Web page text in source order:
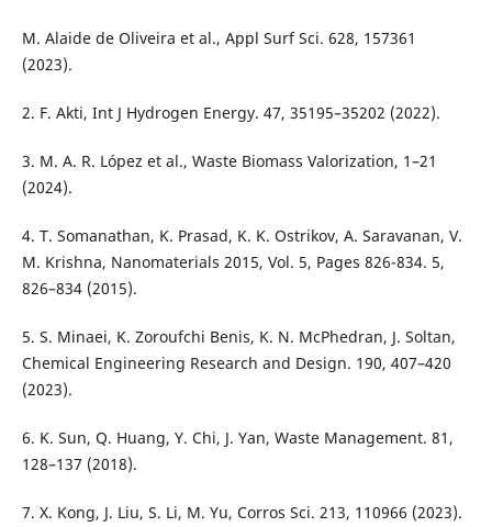
M. Alaide de Oliveira et al., Appl Surf Sci. 628, 157361
(2023).
2. F. Akti, Int J Hydrogen Energy. 47, 35195–35202 (2022).
3. M. A. R. López et al., Waste Biomass Valorization, 1–21
(2024).
4. T. Somanathan, K. Prasad, K. K. Ostrikov, A. Saravanan, V.
M. Krishna, Nanomaterials 2015, Vol. 5, Pages 826-834. 5,
826–834 (2015).
5. S. Minaei, K. Zoroufchi Benis, K. N. McPhedran, J. Soltan,
Chemical Engineering Research and Design. 190, 407–420
(2023).
6. K. Sun, Q. Huang, Y. Chi, J. Yan, Waste Management. 81,
128–137 (2018).
7. X. Kong, J. Liu, S. Li, M. Yu, Corros Sci. 213, 110966 (2023).